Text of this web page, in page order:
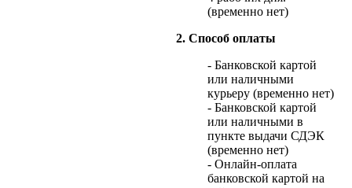
(временно нет)
2. Способ оплаты
- Банковской картой
или наличными
курьеру (временно нет)
- Банковской картой
или наличными в
пункте выдачи СДЭК
(временно нет)
- Онлайн-оплата
банковской картой на